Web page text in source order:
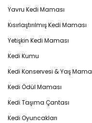
Yavru Kedi Maması
Kısırlaştırılmış Kedi Maması
Yetişkin Kedi Maması
Kedi Kumu
Kedi Konservesi & Yaş Mama
Kedi Ödül Maması
Kedi Taşıma Çantası
Kedi Oyuncakları